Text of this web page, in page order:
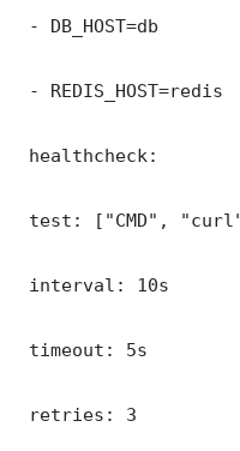
- DB_HOST=db
- REDIS_HOST=redis
healthcheck:
test: ["CMD",
interval: 10s
timeout: 5s
retries: 3